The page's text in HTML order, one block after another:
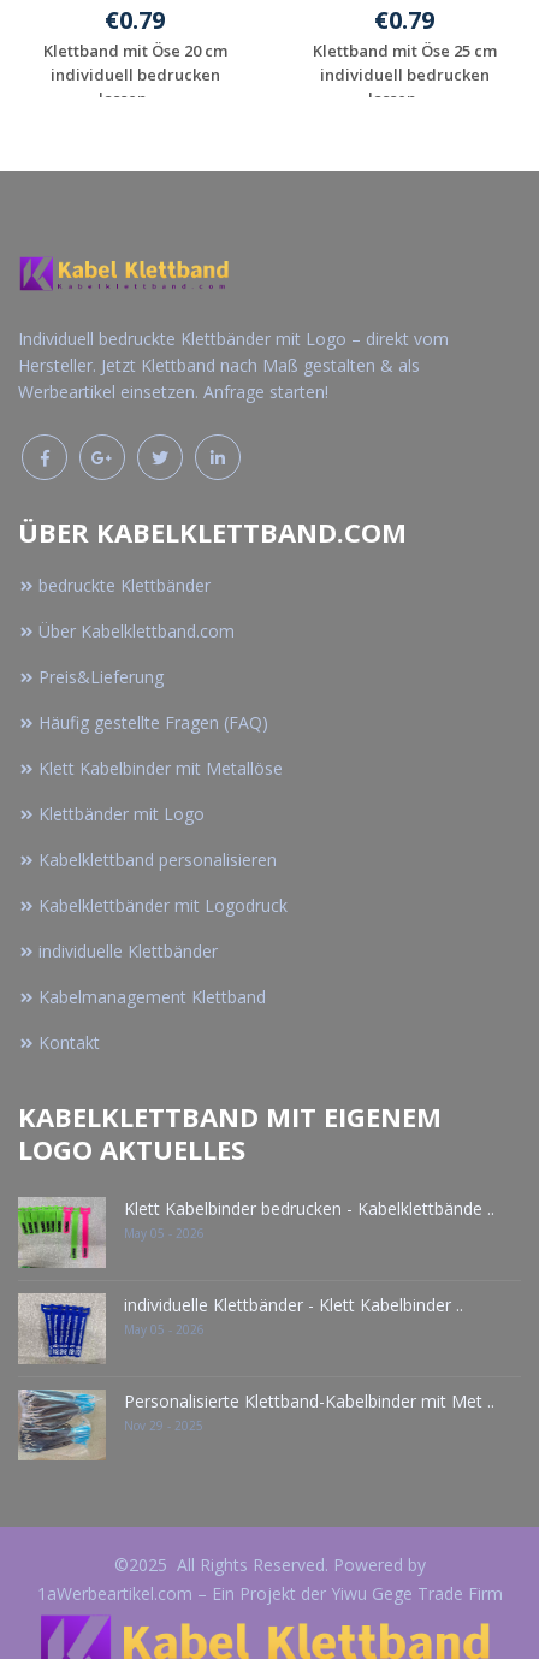
€0.79
Klettband mit Öse 20 cm
individuell bedrucken
lassen - ...
€0.79
Klettband mit Öse 25 cm
individuell bedrucken
lassen - ...
Individuell bedruckte Klettbänder mit Logo – direkt vom
Hersteller. Jetzt Klettband nach Maß gestalten & als
Werbeartikel einsetzen. Anfrage starten!
ÜBER KABELKLETTBAND.COM
bedruckte Klettbänder
Über Kabelklettband.com
Preis&Lieferung
Häufig gestellte Fragen (FAQ)
Klett Kabelbinder mit Metallöse
Klettbänder mit Logo
Kabelklettband personalisieren
Kabelklettbänder mit Logodruck
individuelle Klettbänder
Kabelmanagement Klettband
Kontakt
KABELKLETTBAND MIT EIGENEM
LOGO AKTUELLES
Klett Kabelbinder bedrucken - Kabelklettbände ..
May 05 - 2026
individuelle Klettbänder - Klett Kabelbinder ..
May 05 - 2026
Personalisierte Klettband-Kabelbinder mit Met ..
Nov 29 - 2025
©2025 All Rights Reserved. Powered by
1aWerbeartikel.com – Ein Projekt der Yiwu Gege Trade Firm